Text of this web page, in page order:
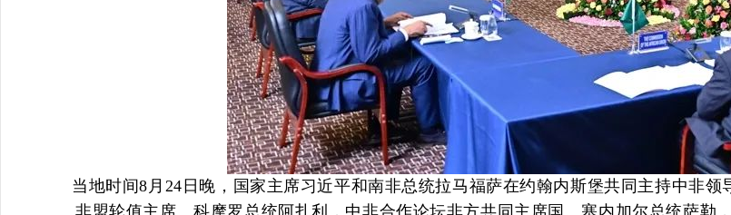
当地时间8月24日晚，国家主席习近平和南非总统拉马福萨在约翰内斯堡共同主持中非领
非盟轮值主席、科摩罗总统阿扎利，中非合作论坛非方共同主席国、塞内加尔总统萨勒